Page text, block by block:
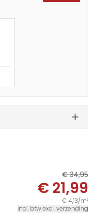
€ 34,95
€ 21,99
€ 4,13/m²
incl. btw excl. verzending